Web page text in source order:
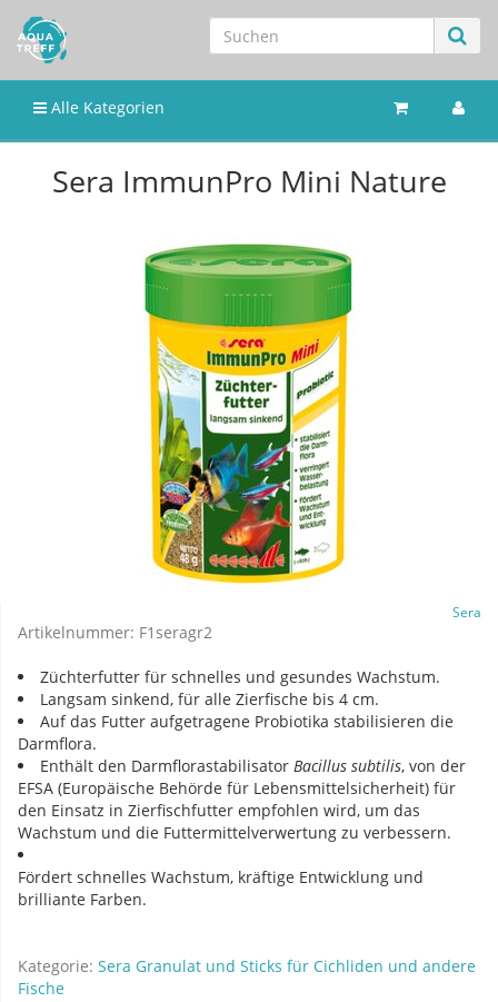
Alle Kategorien
Sera ImmunPro Mini Nature
Sera
Artikelnummer: F1seragr2
Züchterfutter für schnelles und gesundes Wachstum.
Langsam sinkend, für alle Zierfische bis 4 cm.
Auf das Futter aufgetragene Probiotika stabilisieren die
Darmflora.
Enthält den Darmflorastabilisator Bacillus subtilis, von der
EFSA (Europäische Behörde für Lebensmittelsicherheit) für
den Einsatz in Zierfischfutter empfohlen wird, um das
Wachstum und die Futtermittelverwertung zu verbessern.
Fördert schnelles Wachstum, kräftige Entwicklung und
brilliante Farben.
Kategorie: Sera Granulat und Sticks für Cichliden und andere
Fische